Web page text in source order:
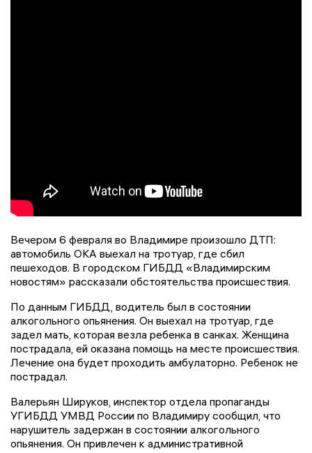
Вечером 6 февраля во Владимире произошло ДТП:
автомобиль ОКА выехал на тротуар, где сбил
пешеходов. В городском ГИБДД «Владимирским
новостям» рассказали обстоятельства происшествия.
По данным ГИБДД, водитель был в состоянии
алкогольного опьянения. Он выехал на тротуар, где
задел мать, которая везла ребенка в санках. Женщина
пострадала, ей оказана помощь на месте происшествия.
Лечение она будет проходить амбулаторно. Ребенок не
пострадал.
Валерьян Шируков, инспектор отдела пропаганды
УГИБДД УМВД России по Владимиру сообщил, что
нарушитель задержан в состоянии алкогольного
опьянения. Он привлечен к административной